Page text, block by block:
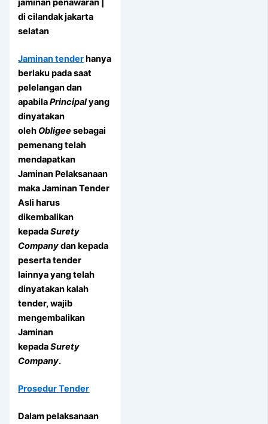
jaminan penawaran |
di cilandak jakarta
selatan
Jaminan tenderhanya
berlaku pada saat
pelelangan dan
apabilaPrincipalyang
dinyatakan
oleh Obligeesebagai
pemenang telah
mendapatkan
Jaminan Pelaksanaan
maka Jaminan Tender
Asli harus
dikembalikan
kepadaSurety
Companydan kepada
peserta tender
lainnya yang telah
dinyatakan kalah
tender, wajib
mengembalikan
Jaminan
kepadaSurety
Company.
Prosedur Tender
Dalam pelaksanaan